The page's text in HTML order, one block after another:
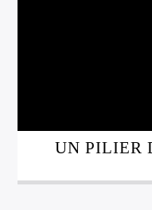
UN PILIER